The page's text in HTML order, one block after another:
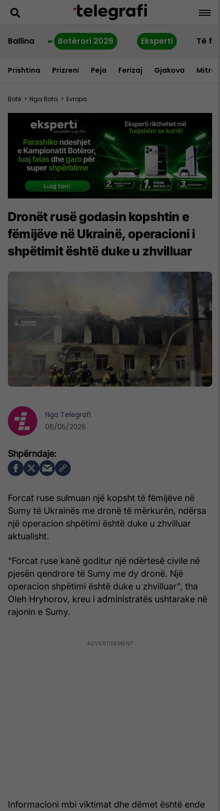
Ballina Botërori 2026 Eksperti Të
Prishtina Prizreni Peja Ferizaj Gjakova
Botë > Nga Bota > Evropa
Dronët rusë godasin kopshtin e
fëmijëve në Ukrainë, operacioni i
shpëtimit është duke u zhvilluar
Forcat ruse sulmuan një kopsht të fëmijëve në
Sumy të Ukrainës me dronë të mërkurën, ndërsa
një operacion shpëtimi është duke u zhvilluar
aktualisht.
"Forcat ruse kanë goditur një ndërtesë civile në
pjesën qendrore të Sumy me dy dronë. Një
operacion shpëtimi është duke u zhvilluar", tha
Oleh Hryhorov, kreu i administratës ushtarake në
rajonin e Sumy.
Informacioni mbi viktimat dhe dëmet është ende
Nga Telegrafi
06/05/2026